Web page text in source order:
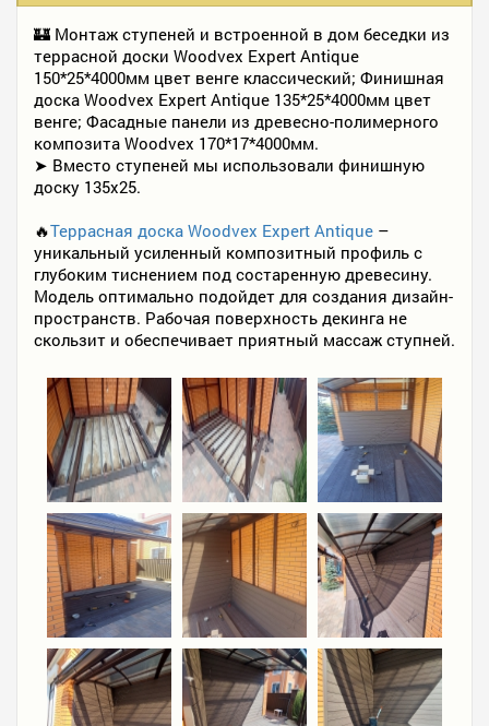
ФОТО РАБОТ
КОНТАКТЫ
🏰 Монтаж ступеней и встроенной в дом беседки из
террасной доски Woodvex Expert Antique
150*25*4000мм цвет венге классический; Финишная
доска Woodvex Expert Antique 135*25*4000мм цвет
венге; Фасадные панели из древесно-полимерного
композита Woodvex 170*17*4000мм.
➤ Вместо ступеней мы использовали финишную
доску 135х25.
🔥Террасная доска Woodvex Expert Antique –
уникальный усиленный композитный профиль с
глубоким тиснением под состаренную древесину.
Модель оптимально подойдет для создания дизайн-
пространств. Рабочая поверхность декинга не
скользит и обеспечивает приятный массаж ступней.